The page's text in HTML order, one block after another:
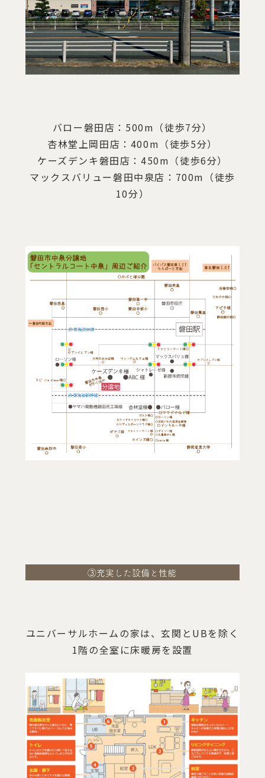
バロー磐田店：500m（徒歩7分）
杏林堂上岡田店：400m（徒歩5分）
ケーズデンキ磐田店：450m（徒歩6分）
マックスバリュー磐田中泉店：700m（徒歩
10分）
ユニバーサルホームの家は、玄関とUBを除く
1階の全室に床暖房を設置